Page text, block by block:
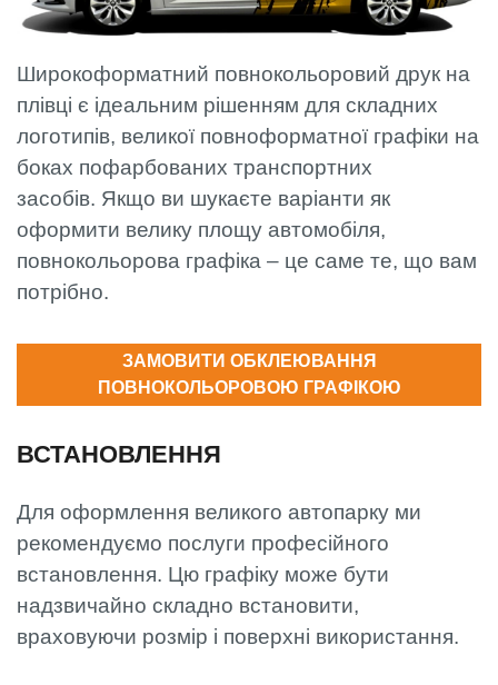
Широкоформатний повнокольоровий друк на
плівці є ідеальним рішенням для складних
логотипів, великої повноформатної графіки на
боках пофарбованих транспортних
засобів. Якщо ви шукаєте варіанти як
оформити велику площу автомобіля,
повнокольорова графіка – це саме те, що вам
потрібно.
ЗАМОВИТИ ОБКЛЕЮВАННЯ
ПОВНОКОЛЬОРОВОЮ ГРАФІКОЮ
ВСТАНОВЛЕННЯ
Для оформлення великого автопарку ми
рекомендуємо послуги професійного
встановлення. Цю графіку може бути
надзвичайно складно встановити,
враховуючи розмір і поверхні використання.